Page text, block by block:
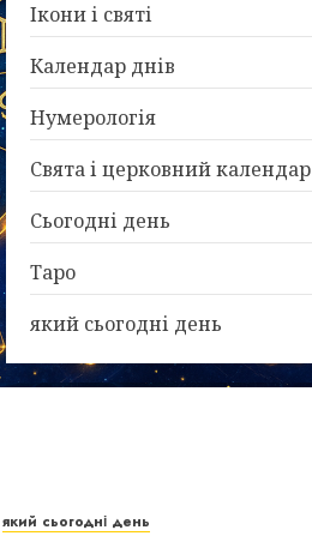
Ікони і святі
Календар днів
Нумерологія
Свята і церковний календар
Сьогодні день
Таро
який сьогодні день
який сьогодні день